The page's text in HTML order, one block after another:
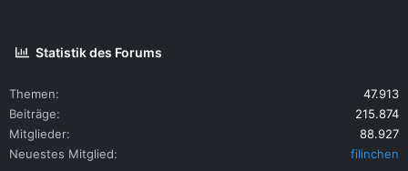
Statistik des Forums
Themen
47.913
Beiträge
215.874
Mitglieder
88.927
Neuestes Mitglied
filinchen